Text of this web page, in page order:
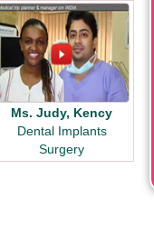
Ms. Judy, Kency
Dental Implants
Surgery